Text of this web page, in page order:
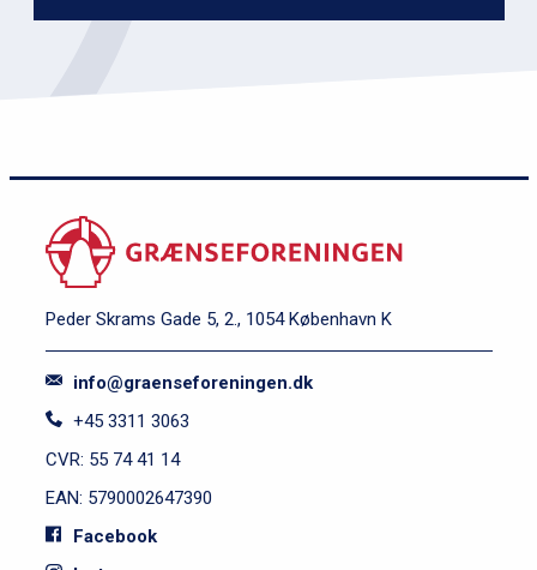
Peder Skrams Gade 5, 2., 1054 København K
info@graenseforeningen.dk
+45 3311 3063
CVR: 55 74 41 14
EAN: 5790002647390
Facebook